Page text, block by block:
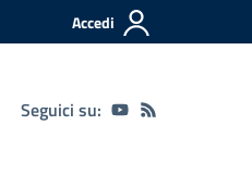
Accedi
Seguici su: